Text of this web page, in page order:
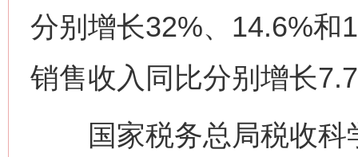
分别增长32%、14.6%和
销售收入同比分别增长
国家税务总局税收科
在谋一域中谋全局
今